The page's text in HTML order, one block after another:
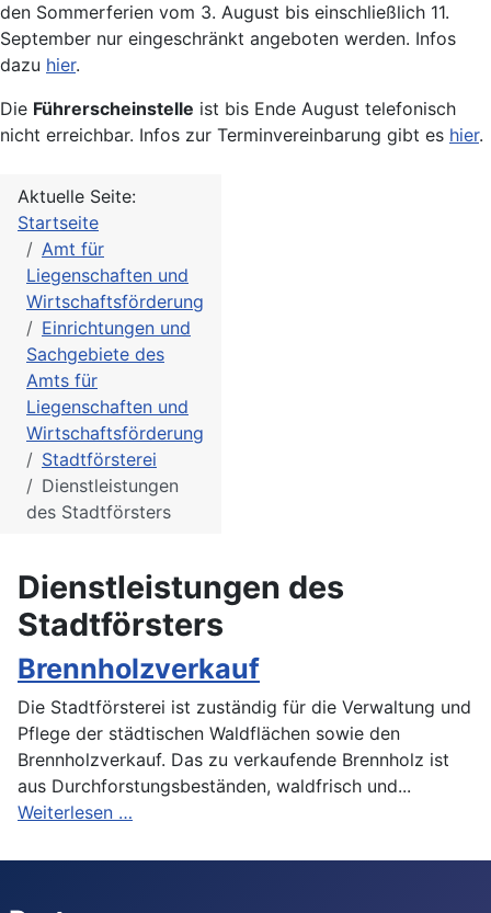
den Sommerferien vom 3. August bis einschließlich 11.
September nur eingeschränkt angeboten werden. Infos
dazu hier.
Die Führerscheinstelle ist bis Ende August telefonisch
nicht erreichbar. Infos zur Terminvereinbarung gibt es hier.
Aktuelle Seite:
Startseite
Amt für
Liegenschaften und
Wirtschaftsförderung
Einrichtungen und
Sachgebiete des
Amts für
Liegenschaften und
Wirtschaftsförderung
Stadtförsterei
Dienstleistungen
des Stadtförsters
Dienstleistungen des
Stadtförsters
Brennholzverkauf
Die Stadtförsterei ist zuständig für die Verwaltung und
Pflege der städtischen Waldflächen sowie den
Brennholzverkauf. Das zu verkaufende Brennholz ist
aus Durchforstungsbeständen, waldfrisch und...
Weiterlesen …